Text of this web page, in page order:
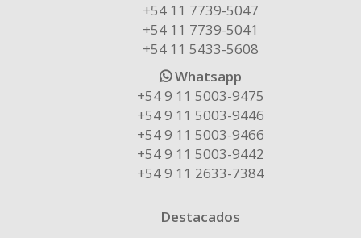
+54 11 7739-5047
+54 11 7739-5041
+54 11 5433-5608
Whatsapp
+54 9 11 5003-9475
+54 9 11 5003-9446
+54 9 11 5003-9466
+54 9 11 5003-9442
+54 9 11 2633-7384
Destacados